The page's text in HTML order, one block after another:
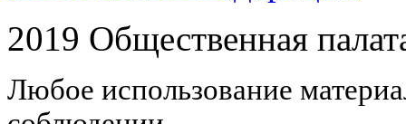
2019 Общественная
Любое использование